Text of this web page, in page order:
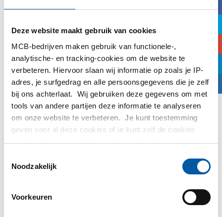
Deze website maakt gebruik van cookies
MCB-bedrijven maken gebruik van functionele-,
analytische- en tracking-cookies om de website te
verbeteren. Hiervoor slaan wij informatie op zoals je IP-
adres, je surfgedrag en alle persoonsgegevens die je zelf
bij ons achterlaat. Wij gebruiken deze gegevens om met
tools van andere partijen deze informatie te analyseren
om onze website te verbeteren. Je kunt toestemming
geven voor al deze cookies of je kunt zelf de cookies
instellen als je niet wilt dat wij bepaalde informatie delen.
partijen waarmee wij samenwerken vind je in ons
Noodzakelijk
Voorkeuren
Geanodiseerd
aluminium: wat, hoe en
waarom
25th februari 2015
Standard
0
Iedereen denkt dat aluminium niet kan roesten,
maar we hebben hele mooie voorbeelden hoe
dat wel kan.” Lambert van de Schans is bij MCB
inkoper van ...
Read more
Aluminium: hoe wordt
Net als bij het maken van staal begint de
F